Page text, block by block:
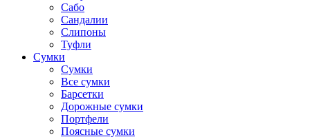
Сабо
Сандалии
Слипоны
Туфли
Сумки
Сумки
Все сумки
Барсетки
Дорожные сумки
Портфели
Поясные сумки